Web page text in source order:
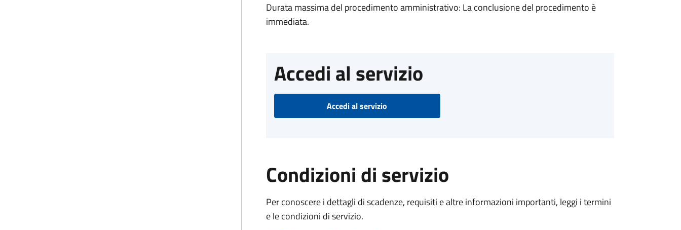
Durata massima del procedimento amministrativo: La conclusione del procedimento è
immediata.
Accedi al servizio
Accedi al servizio
Condizioni di servizio
Per conoscere i dettagli di scadenze, requisiti e altre informazioni importanti, leggi i termini
e le condizioni di servizio.